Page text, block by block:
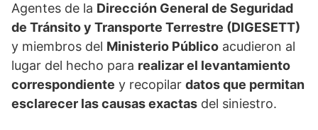
Agentes de la Dirección General de Seguridad
de Tránsito y Transporte Terrestre (DIGESETT)
y miembros del Ministerio Público acudieron al
lugar del hecho para realizar el levantamiento
correspondiente y recopilar datos que permitan
esclarecer las causas exactas del siniestro.